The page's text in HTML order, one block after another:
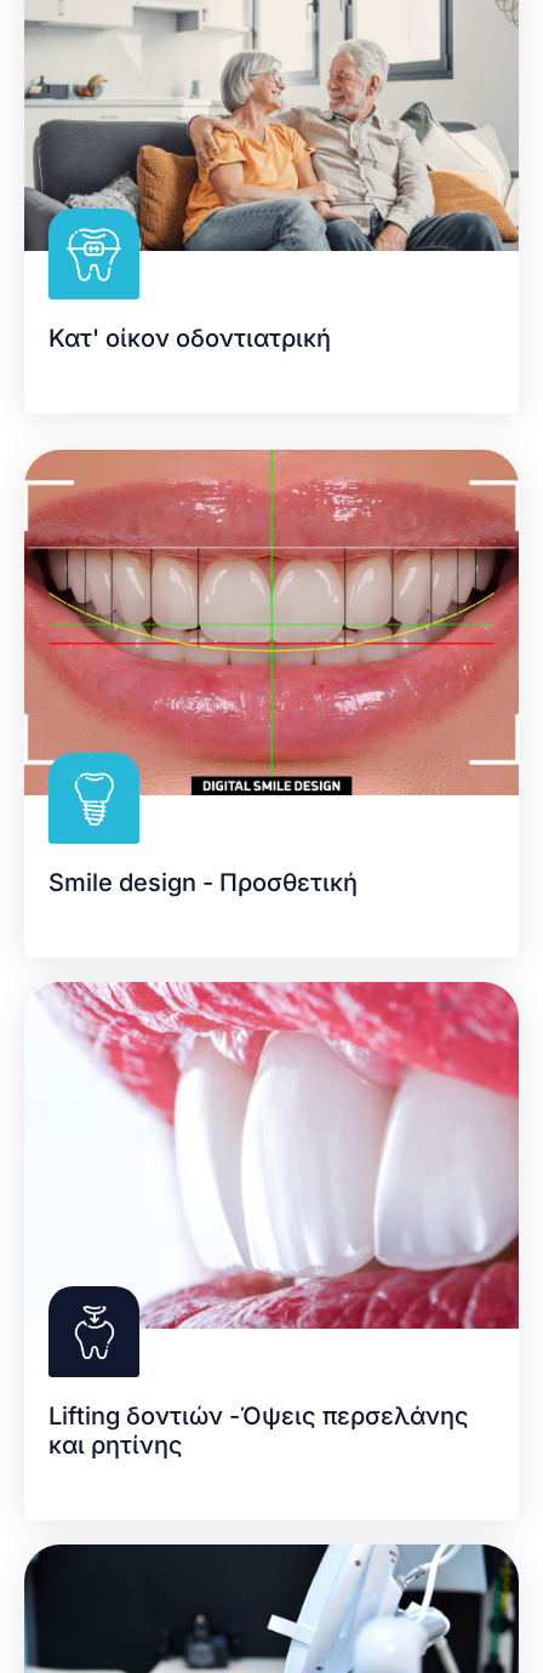
Κατ' οίκον οδοντιατρική
Smile design - Προσθετική
Lifting δοντιών -Όψεις περσελάνης
και ρητίνης